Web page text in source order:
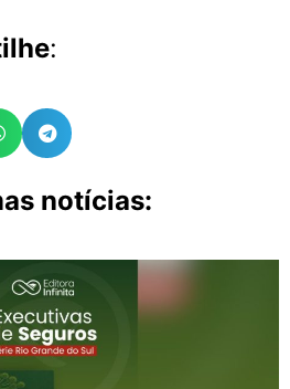
:
notícias: